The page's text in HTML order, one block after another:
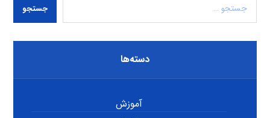
جستجو
دسته‌ها
آموزش